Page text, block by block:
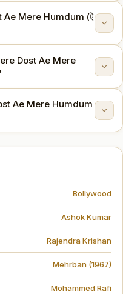
(ऐ मेरे दोस्त ऐ मेरे हमदम)"
Mere Humdum (ऐ
(1967).
Dost Ae Mere
Krishan.
Ae Mere Humdum
Mere Dost Ae Mere
this page.
Bollywood
Ashok Kumar
Rajendra Krishan
Mehrban (1967)
Mohammed Rafi